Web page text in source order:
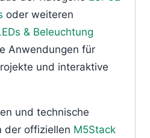
oder weiteren
& Beleuchtung
Anwendungen für
und interaktive
und technische
der offiziellen M5Stack